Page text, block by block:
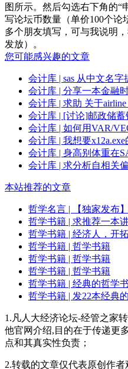
图所示。然后勾选右下角的“
写论坛币数量（单价100个论
多个朋友填写，可与我说明
发放）。
您可能感兴趣的文章
会计库 | sas 从中文名
会计库 | 分享一本金融
会计库 | 求助 关于airline
会计库 | [讨论]邮政储
会计库 | 如何用VAR/
会计库 | 我想要
会计库 | 身高别体重在
会计库 | 求分析自相关
本站推荐的文章
哲学名言 | 【独家发布
哲学书籍 | 求推荐一本
哲学书籍 | 经济人，开
哲学书籍 | 哲学书籍
哲学书籍 | 哲学书籍
哲学书籍 | 哲学书籍
哲学书籍 | 经典的哲学
哲学书籍 | 发22本经典
1.凡人大经济论坛-经管之家
他官网介绍,目的在于传递更
点和其真实性负责；
2.转载的文章仅代表原创作